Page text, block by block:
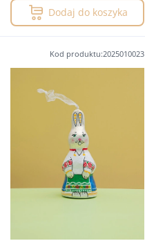
Dodaj do koszyka
Kod produktu:2025010023